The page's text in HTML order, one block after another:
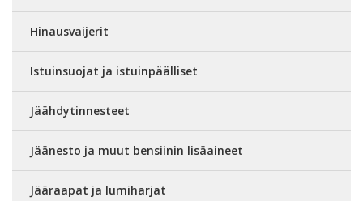
Hinausvaijerit
Istuinsuojat ja istuinpäälliset
Jäähdytinnesteet
Jäänesto ja muut bensiinin lisäaineet
Jääraapat ja lumiharjat